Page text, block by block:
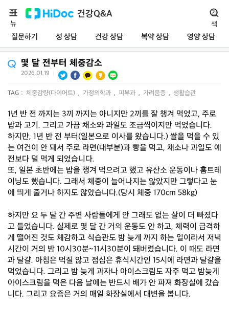
건강Q&A
질문하기 성 상담 건강 상담 복약 상담 영양 상담
메
뉴
검
색
몇 달 전부터 체중감소
2026.01.19
TAG : 체중감량(다이어트) , 가정의학과 , 피부과 , 가려움증 , 생활습관
1년 반 전 까지는 3끼 까지는 아니지만 2끼를 잘 챙겨 먹었고, 주로
밥과 고기. 그리고 가끔 채소와 과일도 조금씩이지만 먹었습니다.
하지만, 1년 반 전 부터(일본으로 이사를 왔습니다.) 쌀을 먹을 수 있
는 여건이 안 돼서 주로 라면(대부분)과 빵을 먹고, 채소나 과일도 예
전보다 덜 먹게 되었습니다.
또, 일본 초반에는 밥을 챙겨 먹으려고 했고 유산소 운동이나 홈트레
이닝도 했습니다. 그래서 체중이 늘어나지는 않았지만 그렇다고 눈
에 띄게 줄거나 하지도 않았습니다.(당시 체중 170cm 58kg)
하지만 요 두 달 간 주변 사람들에게 안 그래도 없는 살이 더 빠졌다
고 들었습니다. 실제로 몇 달 간 거의 운동도 안 하고, 체력이 급격하
게 떨어진 것도 체감하고 식습관도 밤 늦게 까지 하는 일이라서 저녁
시간이 거의 밤 10시30분~11시30분이 돼버렸습니다. 이 때도 라면
과 달걀. 아침은 먹질 않고 점심은 휴식시간인 15시에 라면과 달걀을
먹었습니다. 그리고 밤 늦게 과자나 아이스크림도 자주 먹고 밤늦게
아이스크림을 먹은 다음 날에는 반드시 배가 안 파져 화장실에 갔습
니다. 그리고 요즘은 거의 매일 화장실에서 대변을 봅니다.